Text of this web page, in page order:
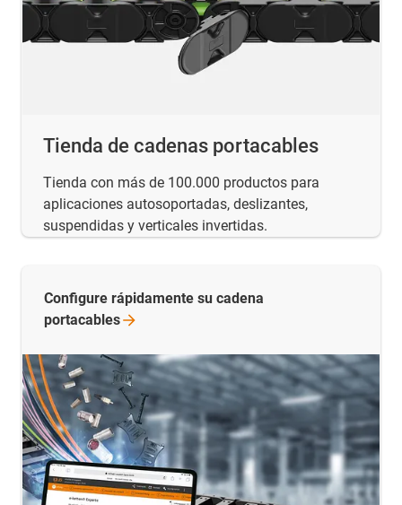
Tienda de cadenas portacables
Tienda con más de 100.000 productos para
aplicaciones autosoportadas, deslizantes,
suspendidas y verticales invertidas.
Configure rápidamente su cadena
portacables